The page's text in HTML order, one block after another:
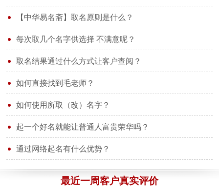
【中华易名斋】取名原则是什么？
每次取几个名字供选择 不满意呢？
取名结果通过什么方式让客户查阅？
如何直接找到毛老师？
如何使用所取（改）名字？
起一个好名就能让普通人富贵荣华吗？
通过网络起名有什么优势？
最近一周客户真实评价
订单号为：177****6524 的 晓红：
一颗灰心丧气的心。我发自内向的向您道一声 ：谢谢！您辛苦
了！8月6日
订单号为：156****5687 的 于先生：感谢中华易名斋取名网毛老
师，所取的名字家人很满意，我们研究选定；于卓含，小名；珍